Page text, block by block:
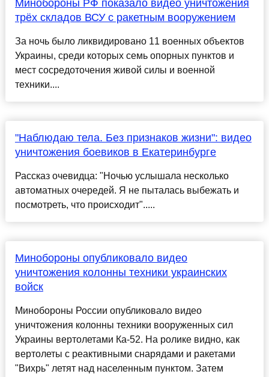
Минобороны РФ показало видео уничтожения
трёх складов ВСУ с ракетным вооружением
За ночь было ликвидировано 11 военных объектов
Украины, среди которых семь опорных пунктов и
мест сосредоточения живой силы и военной
техники....
"Наблюдаю тела. Без признаков жизни": видео
уничтожения боевиков в Екатеринбурге
Рассказ очевидца: "Ночью услышала несколько
автоматных очередей. Я не пыталась выбежать и
посмотреть, что происходит".....
Минобороны опубликовало видео
уничтожения колонны техники украинских
войск
Минобороны России опубликовало видео
уничтожения колонны техники вооруженных сил
Украины вертолетами Ка-52. На ролике видно, как
вертолеты с реактивными снарядами и ракетами
"Вихрь" летят над населенным пунктом. Затем